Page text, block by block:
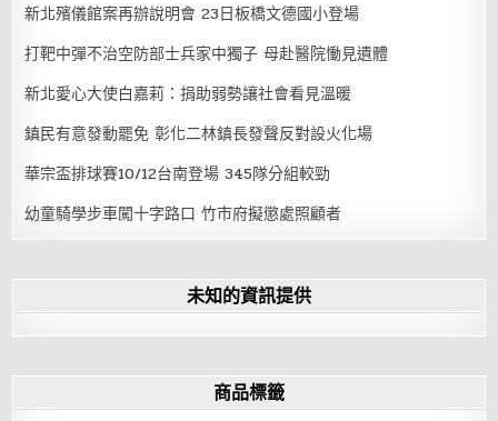
新北殯儀館案再辦說明會 23日板橋文德國小登場
打靶中彈不治空防部士兵家中獨子 母赴醫院慟見遺體
新北愛心大使白嘉莉：捐助弱勢讓社會看見溫暖
鎮民有意發動罷免 彰化二林鎮長發聲反對設火化場
華宗盃排球賽10/12台南登場 345隊分組較勁
幼童騎學步車闖十字路口 竹市府擬懲處照顧者
未知的資訊提供
商品標籤